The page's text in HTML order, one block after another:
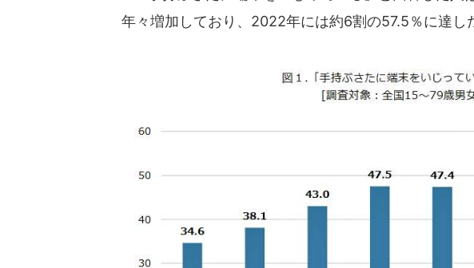
年々増加しており、2022年には約6割の57.5％に達し